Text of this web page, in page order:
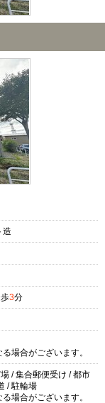
造
3分
場合がございます。
/ 集合郵便受け / 都市
/ 駐輪場
場合がございます。